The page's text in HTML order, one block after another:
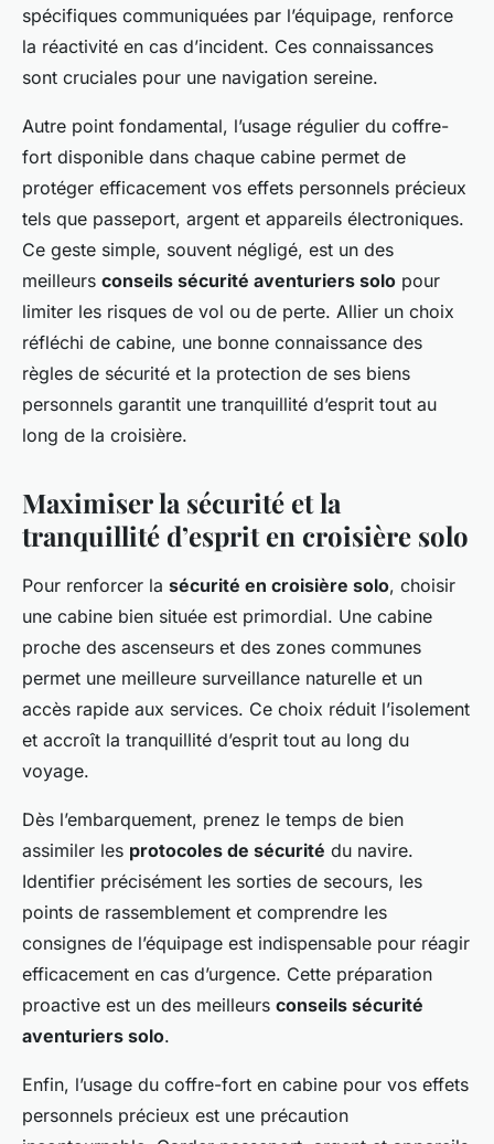
spécifiques communiquées par l’équipage, renforce
la réactivité en cas d’incident. Ces connaissances
sont cruciales pour une navigation sereine.
Autre point fondamental, l’usage régulier du coffre-
fort disponible dans chaque cabine permet de
protéger efficacement vos effets personnels précieux
tels que passeport, argent et appareils électroniques.
Ce geste simple, souvent négligé, est un des
meilleurs conseils sécurité aventuriers solo pour
limiter les risques de vol ou de perte. Allier un choix
réfléchi de cabine, une bonne connaissance des
règles de sécurité et la protection de ses biens
personnels garantit une tranquillité d’esprit tout au
long de la croisière.
Maximiser la sécurité et la
tranquillité d’esprit en croisière solo
Pour renforcer la sécurité en croisière solo, choisir
une cabine bien située est primordial. Une cabine
proche des ascenseurs et des zones communes
permet une meilleure surveillance naturelle et un
accès rapide aux services. Ce choix réduit l’isolement
et accroît la tranquillité d’esprit tout au long du
voyage.
Dès l’embarquement, prenez le temps de bien
assimiler les protocoles de sécurité du navire.
Identifier précisément les sorties de secours, les
points de rassemblement et comprendre les
consignes de l’équipage est indispensable pour réagir
efficacement en cas d’urgence. Cette préparation
proactive est un des meilleurs conseils sécurité
aventuriers solo.
Enfin, l’usage du coffre-fort en cabine pour vos effets
personnels précieux est une précaution